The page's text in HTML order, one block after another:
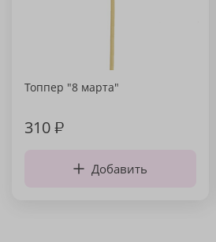
Топпер "8 марта"
310₽
Добавить